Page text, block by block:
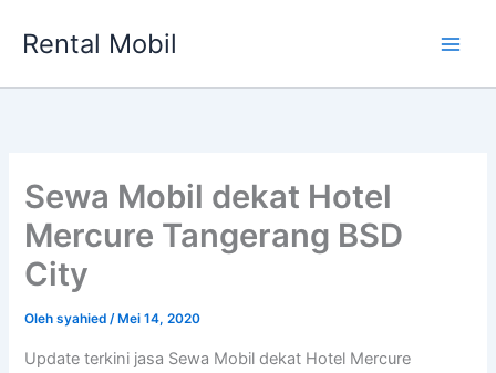
Rental Mobil
Sewa Mobil dekat Hotel
Mercure Tangerang BSD
City
Olehsyahied/ Mei 14, 2020
Update terkini jasa Sewa Mobil dekat Hotel Mercure